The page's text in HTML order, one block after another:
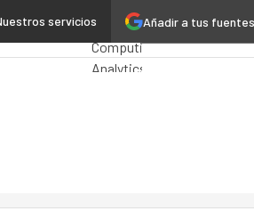
Añadir a tus
servicios
con IAPremios
Computing
Analytics